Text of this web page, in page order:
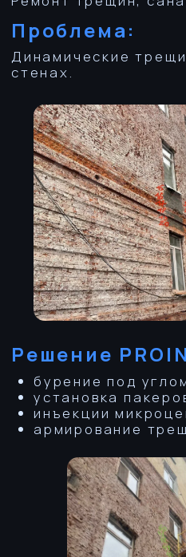
Решение PROINJECT:
Результат:
бурение под углом;
установка пакеров;
способности стен.
Мы прокачаем Ваш дом!
Инженерные решения для
Работаем с юридическими и
Copyright © 2026 Proinject Inc. All rights
Официальный исполнитель работ от
г.
+7